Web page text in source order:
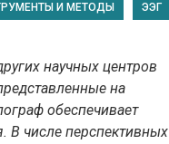
И МЕТОДЫ ЭЭГ
научных центров
на
обеспечивает
В числе перспективных